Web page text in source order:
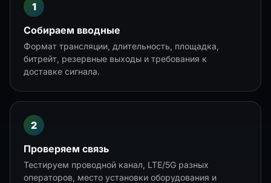
Собираем вводные
Формат трансляции, длительность, площадка,
битрейт, резервные выходы и требования к
доставке сигнала.
Проверяем связь
Тестируем проводной канал, LTE/5G разных
операторов, место установки оборудования и